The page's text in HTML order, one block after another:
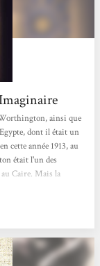
ainsi que
dont il était un
cette année 1913, au
était l'un des
Caire. Mais la
attisée par un